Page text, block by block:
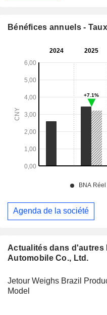
Actualités dans d'autres
Automobile Co., Ltd.
Jetour Weighs Brazil
Model
Bénéfices annuels -
Agenda de la société